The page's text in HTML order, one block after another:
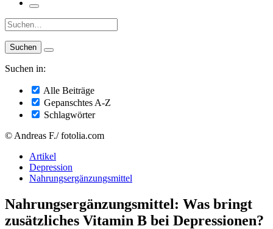
Suche:
Suchen in:
Alle Beiträge
Gepanschtes A-Z
Schlagwörter
© Andreas F./ fotolia.com
Artikel
Depression
Nahrungsergänzungsmittel
Nahrungsergänzungsmittel: Was bringt
zusätzliches Vitamin B bei Depressionen?